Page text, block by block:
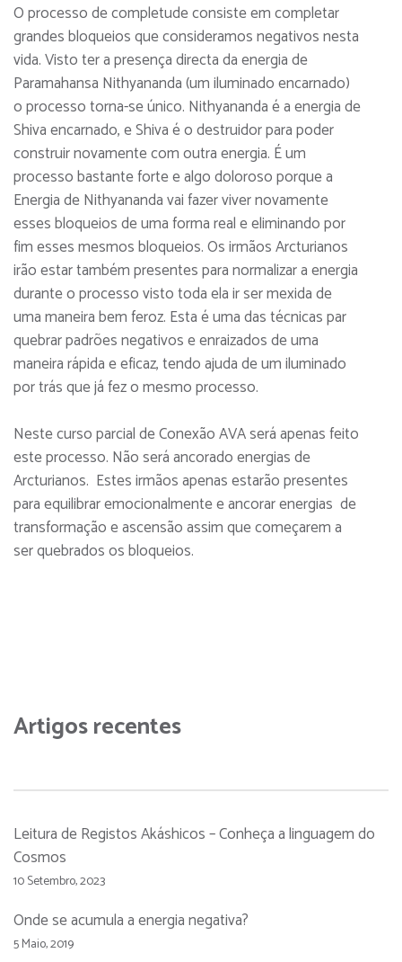
O processo de completude consiste em completar
grandes bloqueios que consideramos negativos nesta
vida. Visto ter a presença directa da energia de
Paramahansa Nithyananda (um iluminado encarnado)
o processo torna-se único. Nithyananda é a energia de
Shiva encarnado, e Shiva é o destruidor para poder
construir novamente com outra energia. É um
processo bastante forte e algo doloroso porque a
Energia de Nithyananda vai fazer viver novamente
esses bloqueios de uma forma real e eliminando por
fim esses mesmos bloqueios. Os irmãos Arcturianos
irão estar também presentes para normalizar a energia
durante o processo visto toda ela ir ser mexida de
uma maneira bem feroz. Esta é uma das técnicas par
quebrar padrões negativos e enraizados de uma
maneira rápida e eficaz, tendo ajuda de um iluminado
por trás que já fez o mesmo processo.
Neste curso parcial de Conexão AVA será apenas feito
este processo. Não será ancorado energias de
Arcturianos. Estes irmãos apenas estarão presentes
para equilibrar emocionalmente e ancorar energias de
transformação e ascensão assim que começarem a
ser quebrados os bloqueios.
Artigos recentes
Leitura de Registos Akáshicos – Conheça a linguagem do
Cosmos
10 Setembro, 2023
Onde se acumula a energia negativa?
5 Maio, 2019